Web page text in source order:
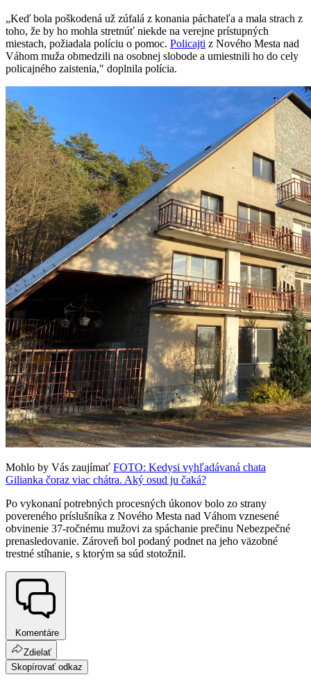
„Keď bola poškodená už zúfalá z konania páchateľa a mala strach z
toho, že by ho mohla stretnúť niekde na verejne prístupných
miestach, požiadala políciu o pomoc. Policajti z Nového Mesta nad
Váhom muža obmedzili na osobnej slobode a umiestnili ho do cely
policajného zaistenia," doplnila polícia.
Mohlo by Vás zaujímať FOTO: Kedysi vyhľadávaná chata
Gilianka čoraz viac chátra. Aký osud ju čaká?
Po vykonaní potrebných procesných úkonov bolo zo strany
povereného príslušníka z Nového Mesta nad Váhom vznesené
obvinenie 37-ročnému mužovi za spáchanie prečinu Nebezpečné
prenasledovanie. Zároveň bol podaný podnet na jeho väzobné
trestné stíhanie, s ktorým sa súd stotožnil.
Komentáre
Zdielať
Skopírovať odkaz